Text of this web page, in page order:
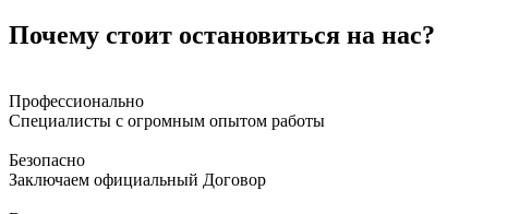
Почему стоит остановиться на нас?
Профессионально
Специалисты с огромным опытом работы
Безопасно
Заключаем официальный Договор